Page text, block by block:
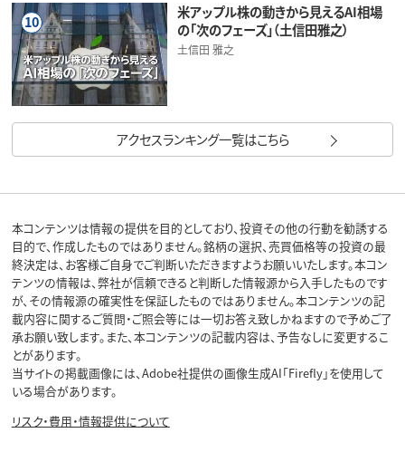
10
米アップル株の動きから見えるAI相場
の「次のフェーズ」（土信田雅之）
土信田 雅之
アクセスランキング一覧はこちら
本コンテンツは情報の提供を目的としており、投資その他の行動を勧誘する
目的で、作成したものではありません。銘柄の選択、売買価格等の投資の最
終決定は、お客様ご自身でご判断いただきますようお願いいたします。本コン
テンツの情報は、弊社が信頼できると判断した情報源から入手したものです
が、その情報源の確実性を保証したものではありません。本コンテンツの記
載内容に関するご質問・ご照会等には一切お答え致しかねますので予めご了
承お願い致します。また、本コンテンツの記載内容は、予告なしに変更するこ
とがあります。
当サイトの掲載画像には、Adobe社提供の画像生成AI「Firefly」を使用して
いる場合があります。
リスク・費用・情報提供について